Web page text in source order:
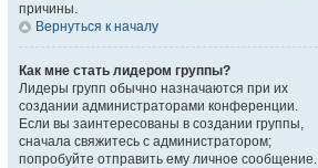
причины.
Вернуться к началу
Как мне стать лидером группы?
Лидеры групп обычно назначаются при их
создании администраторами конференции.
Если вы заинтересованы в создании группы,
сначала свяжитесь с администратором;
попробуйте отправить ему личное сообщение.